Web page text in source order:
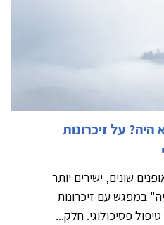
על זיכרונות
שונים, ישירים יותר
במפגש עם זיכרונות
פסיכולוגי. חלק...